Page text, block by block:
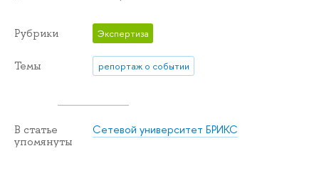
Рубрики Экспертиза
Темы репортаж о событии
В статье
упомянуты
Сетевой университет БРИКС